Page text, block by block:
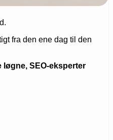
fra den ene dag til den
løgne, SEO-eksperter